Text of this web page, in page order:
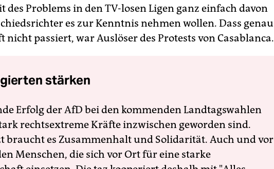
des Problems in den TV-losen Ligen ganz einfach davon
es zur Kenntnis nehmen wollen. Dass genau
nicht passiert, war Auslöser des Protests von Casablanca.
stärken
Erfolg der AfD bei den kommenden Landtagswahlen
rechtsextreme Kräfte inzwischen geworden sind.
braucht es Zusammenhalt und Solidarität. Auch und vor
Menschen, die sich vor Ort für eine starke